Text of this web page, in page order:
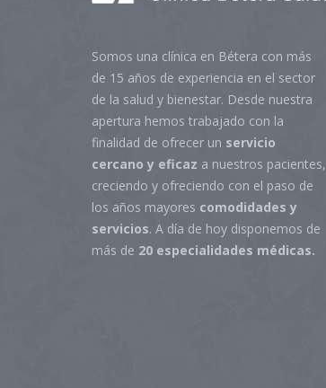
Somos una clínica en Bétera con más
de 15 años de experiencia en el sector
de la salud y bienestar. Desde nuestra
apertura hemos trabajado con la
finalidad de ofrecer un servicio
cercano y eficaz a nuestros pacientes,
creciendo y ofreciendo con el paso de
los años mayores comodidades y
servicios. A día de hoy disponemos de
más de 20 especialidades médicas.